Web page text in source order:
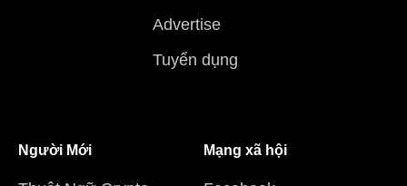
Advertise
Tuyển dụng
Người Mới Mạng xã hội